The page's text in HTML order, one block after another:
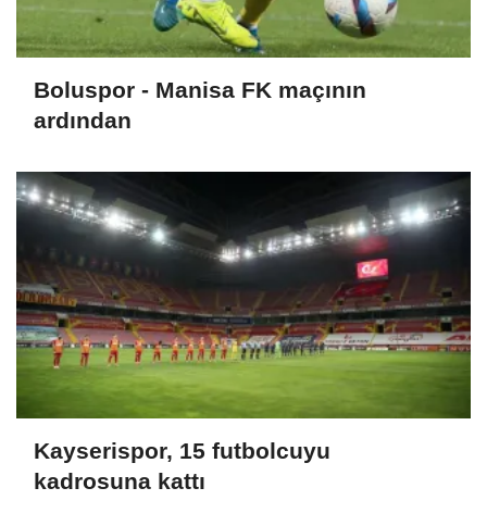
Boluspor - Manisa FK maçının
ardından
Kayserispor, 15 futbolcuyu
kadrosuna kattı